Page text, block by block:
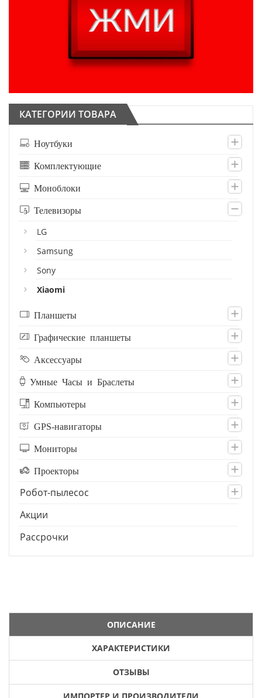
КАТЕГОРИИ ТОВАРА
Ноутбуки
Комплектующие
Моноблоки
Телевизоры
LG
Samsung
Sony
Xiaomi
Планшеты
Графические планшеты
Аксессуары
Умные Часы и Браслеты
Компьютеры
GPS-навигаторы
Мониторы
Проекторы
Робот-пылесос
Акции
Рассрочки
ОПИСАНИЕ
ХАРАКТЕРИСТИКИ
ОТЗЫВЫ
ИМПОРТЕР И ПРОИЗВОДИТЕЛИ